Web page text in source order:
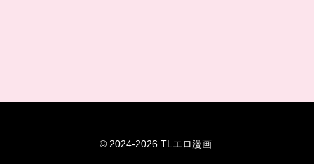
© 2024-2026 TLエロ漫画.